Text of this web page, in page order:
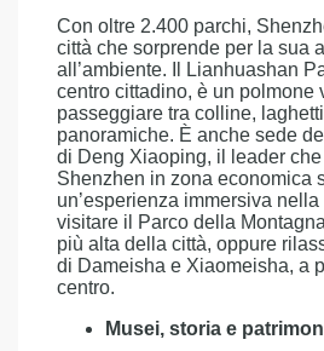
Con oltre 2.400 parchi,
città che sorprende per la sua
all’ambiente. Il Lianhuashan
centro cittadino, è un polmone
passeggiare tra colline,
panoramiche. È anche sede
di Deng Xiaoping, il leader
Shenzhen in zona economica
un’esperienza immersiva
visitare il Parco della
più alta della città, oppure
di Dameisha e Xiaomeisha, a
centro.
Musei, storia e